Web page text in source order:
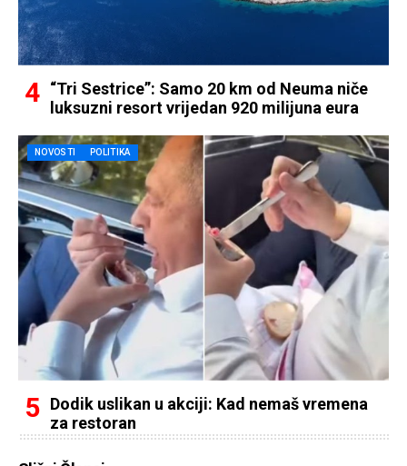
“Tri Sestrice”: Samo 20 km od Neuma niče
luksuzni resort vrijedan 920 milijuna eura
NOVOSTI POLITIKA
Dodik uslikan u akciji: Kad nemaš vremena
za restoran